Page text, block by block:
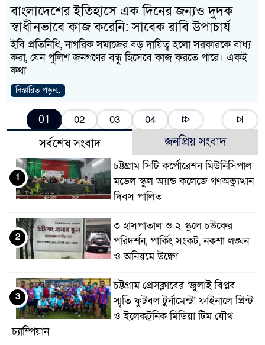
বাংলাদেশের ইতিহাসে এক দিনের জন্যও দুদক
স্বাধীনভাবে কাজ করেনি: সাবেক রাবি উপাচার্য
ইবি প্রতিনিধি, নাগরিক সমাজের বড় দায়িত্ব হলো সরকারকে বাধ্য
করা, যেন পুলিশ জনগণের বন্ধু হিসেবে কাজ করতে পারে। একই
কথা
বিস্তারিত পড়ুন..
01 02 03 04
সর্বশেষ সংবাদ জনপ্রিয় সংবাদ
চট্টগ্রাম সিটি কর্পোরেশন মিউনিসিপাল
মডেল স্কুল অ্যান্ড কলেজে গণঅভ্যুত্থান
দিবস পালিত
1
৩ হাসপাতাল ও ২ স্কুলে চউকের
পরিদর্শন, পার্কিং সংকট, নকশা লঙ্ঘন
ও অনিয়মে উদ্বেগ
2
চট্টগ্রাম প্রেসক্লাবের ‘জুলাই বিপ্লব
স্মৃতি ফুটবল টুর্নামেন্ট’ ফাইনালে প্রিন্ট
ও ইলেকট্রনিক মিডিয়া টিম যৌথ
চ্যাম্পিয়ান
3